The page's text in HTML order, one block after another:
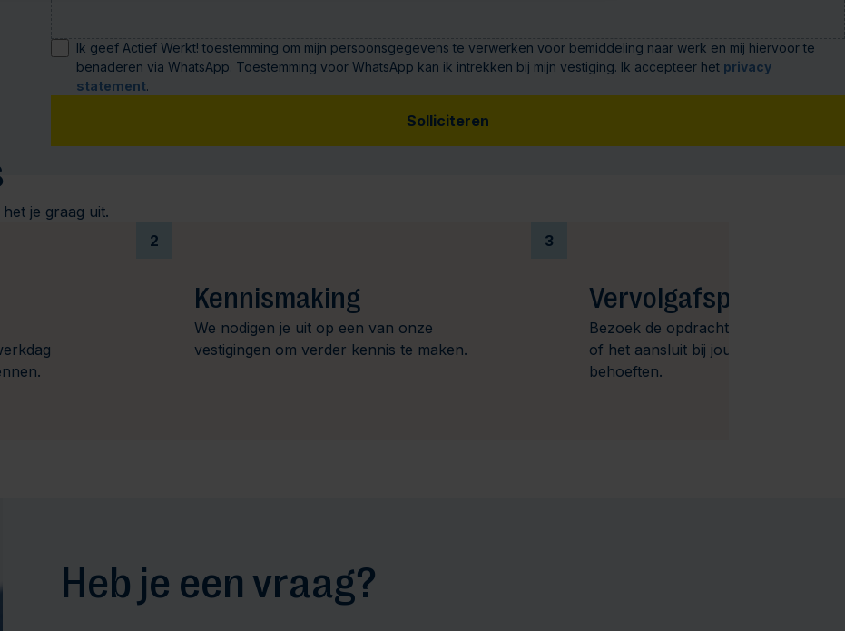
Ik geef Actief Werkt! toestemming om mijn persoonsgegevens te verwerken voor bemiddeling naar werk en mij hiervoor te
benaderen via WhatsApp. Toestemming voor WhatsApp kan ik intrekken bij mijn vestiging. Ik accepteer het privacy
statement.
Solliciteren
je graag uit.
2
Kennismaking
We nodigen je uit op een van onze
vestigingen om verder kennis te maken.
3
Vervolgafspraak
Bezoek de opdrachtgever om te
of het aansluit bij jouw wensen en
behoeften.
Heb je een vraag?